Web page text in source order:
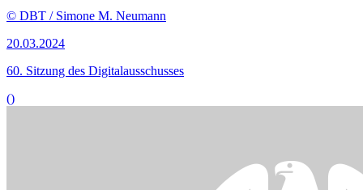
© DBT / Simone M. Neumann
20.03.2024
60. Sitzung des Digitalausschusses
()